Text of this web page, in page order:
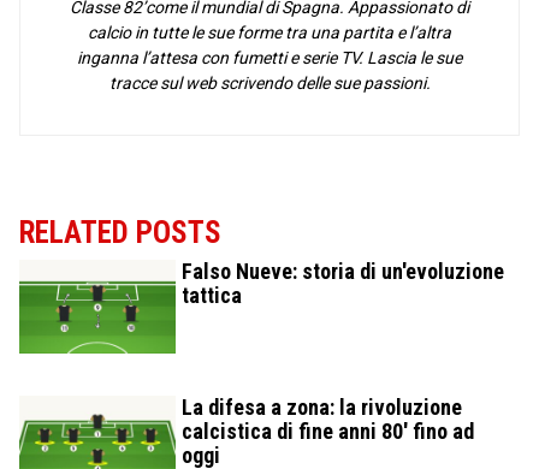
Classe 82’come il mundial di Spagna. Appassionato di
calcio in tutte le sue forme tra una partita e l’altra
inganna l’attesa con fumetti e serie TV. Lascia le sue
tracce sul web scrivendo delle sue passioni.
RELATED POSTS
Falso Nueve: storia di un'evoluzione
tattica
La difesa a zona: la rivoluzione
calcistica di fine anni 80' fino ad
oggi